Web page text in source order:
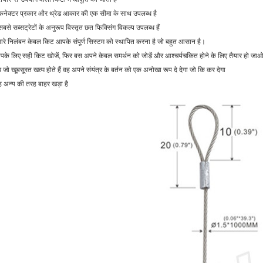
प्रकार और थ्रेड आकार की एक सीमा के साथ उपलब्ध है
सब्सट्रेटों के अनुरूप विस्तृत छत फिक्सिंग विकल्प उपलब्ध हैं
निलंबन केबल किट आपके संपूर्ण सिस्टम को स्थापित करना है जो बहुत आसान है।
लिए सही किट खोजें, फिर बस अपने केबल समर्थन को जोड़ें और आश्चर्यचकित होने के लिए तैयार हो
जो खूबसूरत खत्म होते हैं वह अपने संयंत्र के बर्तन को एक अनोखा रूप दे देगा जो कि कर देगा
अन्य की तरह बाहर खड़ा है